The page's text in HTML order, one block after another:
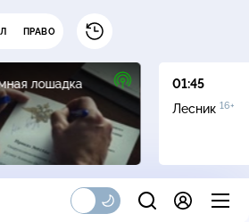
ПРАВО
лошадка
16+
01:45
Лесник 16+